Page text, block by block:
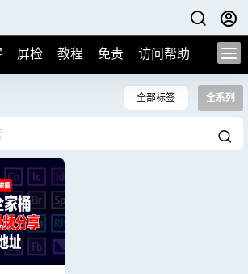
屏检 教程 免责 访问帮助
全部标签 全系列